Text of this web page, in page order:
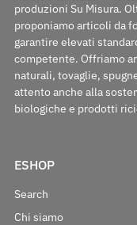
produzioni Su Misura.
proponiamo articoli da
garantire elevati
competente. Offriamo
naturali, tovaglie,
attento anche alla
biologiche e prodotti
ESHOP
Search
Chi siamo